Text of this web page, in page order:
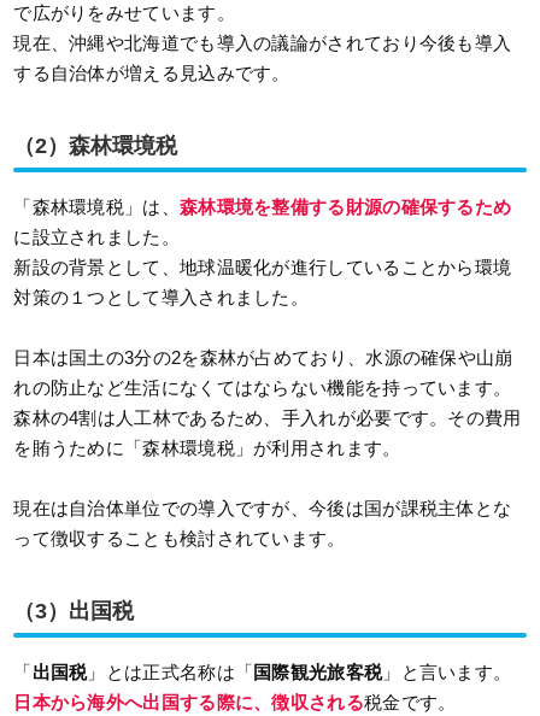
で広がりをみせています。
現在、沖縄や北海道でも導入の議論がされており今後も導入
する自治体が増える見込みです。
（2）森林環境税
「森林環境税」は、 森林環境を整備する財源の確保するため
に設立されました。
新設の背景として、地球温暖化が進行していることから環境
対策の１つとして導入されました。
日本は国土の3分の2を森林が占めており、水源の確保や山崩
れの防止など生活になくてはならない機能を持っています。
森林の4割は人工林であるため、手入れが必要です。その費用
を賄うために「森林環境税」が利用されます。
現在は自治体単位での導入ですが、今後は国が課税主体とな
って徴収することも検討されています。
（3）出国税
「出国税」とは正式名称は「国際観光旅客税」と言います。
日本から海外へ出国する際に、徴収される税金です。